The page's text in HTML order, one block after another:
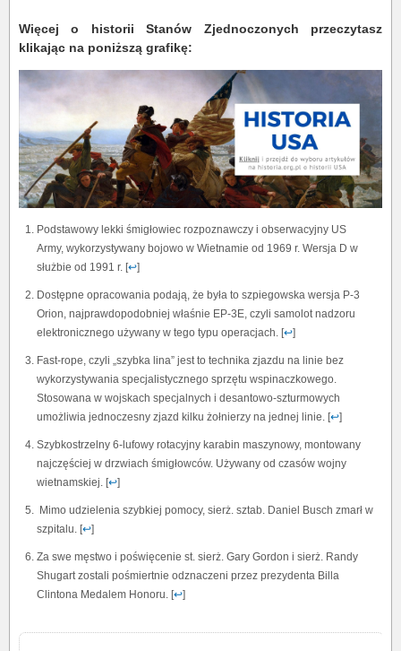
Więcej o historii Stanów Zjednoczonych przeczytasz
klikając na poniższą grafikę:
Podstawowy lekki śmigłowiec rozpoznawczy i obserwacyjny US
Army, wykorzystywany bojowo w Wietnamie od 1969 r. Wersja D w
służbie od 1991 r. [↩]
Dostępne opracowania podają, że była to szpiegowska wersja P-3
Orion, najprawdopodobniej właśnie EP-3E, czyli samolot nadzoru
elektronicznego używany w tego typu operacjach. [↩]
Fast-rope, czyli „szybka lina” jest to technika zjazdu na linie bez
wykorzystywania specjalistycznego sprzętu wspinaczkowego.
Stosowana w wojskach specjalnych i desantowo-szturmowych
umożliwia jednoczesny zjazd kilku żołnierzy na jednej linie. [↩]
Szybkostrzelny 6-lufowy rotacyjny karabin maszynowy, montowany
najczęściej w drzwiach śmigłowców. Używany od czasów wojny
wietnamskiej. [↩]
Mimo udzielenia szybkiej pomocy, sierż. sztab. Daniel Busch zmarł w
szpitalu. [↩]
Za swe męstwo i poświęcenie st. sierż. Gary Gordon i sierż. Randy
Shugart zostali pośmiertnie odznaczeni przez prezydenta Billa
Clintona Medalem Honoru. [↩]